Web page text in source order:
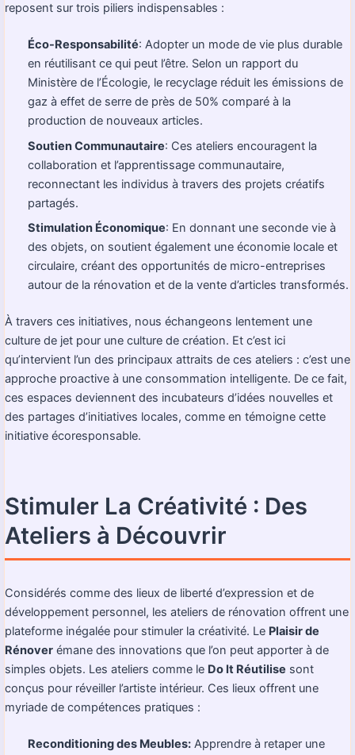
reposent sur trois piliers indispensables :
Éco-Responsabilité: Adopter un mode de vie plus durable
en réutilisant ce qui peut l’être. Selon un rapport du
Ministère de l’Écologie, le recyclage réduit les émissions de
gaz à effet de serre de près de 50% comparé à la
production de nouveaux articles.
Soutien Communautaire: Ces ateliers encouragent la
collaboration et l’apprentissage communautaire,
reconnectant les individus à travers des projets créatifs
partagés.
Stimulation Économique: En donnant une seconde vie à
des objets, on soutient également une économie locale et
circulaire, créant des opportunités de micro-entreprises
autour de la rénovation et de la vente d’articles transformés.
À travers ces initiatives, nous échangeons lentement une
culture de jet pour une culture de création. Et c’est ici
qu’intervient l’un des principaux attraits de ces ateliers : c’est une
approche proactive à une consommation intelligente. De ce fait,
ces espaces deviennent des incubateurs d’idées nouvelles et
des partages d’initiatives locales, comme en témoigne cette
initiative écoresponsable.
Stimuler La Créativité : Des
Ateliers à Découvrir
Considérés comme des lieux de liberté d’expression et de
développement personnel, les ateliers de rénovation offrent une
plateforme inégalée pour stimuler la créativité. Le Plaisir de
Rénover émane des innovations que l’on peut apporter à de
simples objets. Les ateliers comme le Do It Réutilise sont
conçus pour réveiller l’artiste intérieur. Ces lieux offrent une
myriade de compétences pratiques :
Reconditioning des Meubles: Apprendre à retaper une